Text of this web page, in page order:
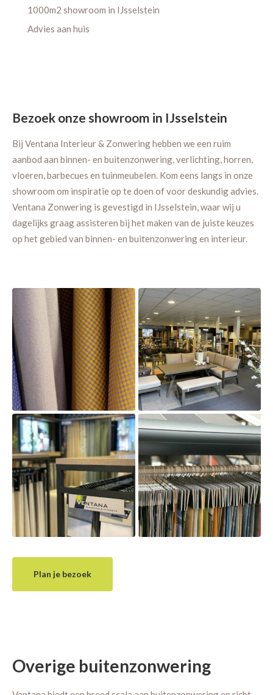
1000m2 showroom in IJsselstein
Advies aan huis
Bezoek onze showroom in IJsselstein
Bij Ventana Interieur & Zonwering hebben we een ruim
aanbod aan binnen- en buitenzonwering, verlichting, horren,
vloeren, barbecues en tuinmeubelen. Kom eens langs in onze
showroom om inspiratie op te doen of voor deskundig advies.
Ventana Zonwering is gevestigd in IJsselstein, waar wij u
dagelijks graag assisteren bij het maken van de juiste keuzes
op het gebied van binnen- en buitenzonwering en interieur.
Plan je bezoek
Overige buitenzonwering